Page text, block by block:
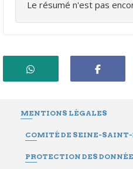
Le résumé n'est pas
MENTIONS LÉGALES
COMITÉ DE SEINE-
PROTECTION DES